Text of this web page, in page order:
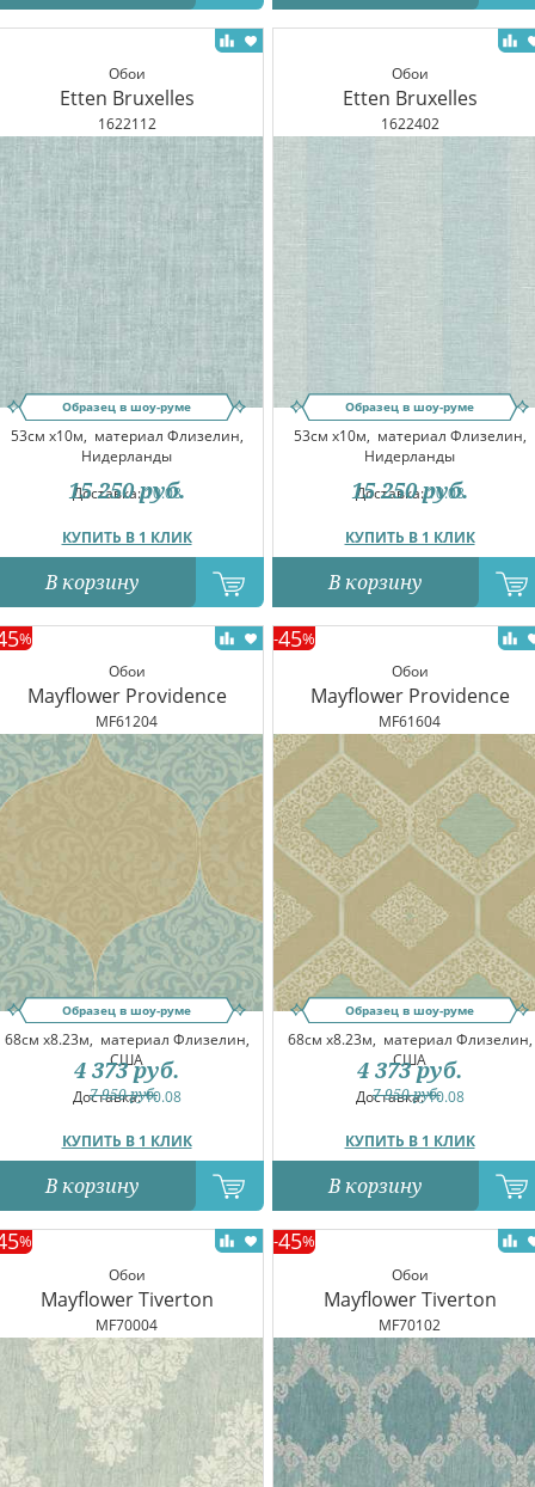
Обои
Etten Bruxelles
1622112
Образец в шоу-руме
53см x10м, материал Флизелин,
Нидерланды
Доставка:10.08
КУПИТЬ В 1 КЛИК
15 250 руб.
В корзину
Обои
Etten Bruxelles
1622402
Образец в шоу-руме
53см x10м, материал Флизелин,
Нидерланды
Доставка:10.08
КУПИТЬ В 1 КЛИК
15 250 руб.
В корзину
Обои
Mayflower Providence
MF61204
%
Образец в шоу-руме
68см x8.23м, материал Флизелин,
США
Доставка:10.08
КУПИТЬ В 1 КЛИК
7 950руб.
4 373 руб.
В корзину
Обои
Mayflower Providence
MF61604
-45%
Образец в шоу-руме
68см x8.23м, материал Флизелин,
США
Доставка:10.08
КУПИТЬ В 1 КЛИК
7 950руб.
4 373 руб.
В корзину
Обои
Mayflower Tiverton
MF70004
%
Обои
Mayflower Tiverton
MF70102
-45%